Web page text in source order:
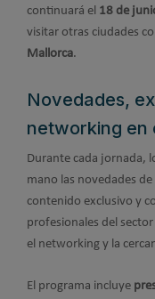
continuará el 18 de
visitar otras ciudades
Mallorca.
Novedades,
networking en
Durante cada jornada,
mano las novedades
contenido exclusivo y
profesionales del
el networking y la
El programa incluye